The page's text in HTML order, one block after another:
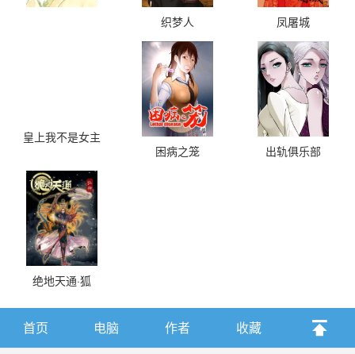
皇上我不是女主
织梦人 凤屠城
困病之笼 出轨俱乐部
绝地天通·狐
首页 电脑 作者 收藏